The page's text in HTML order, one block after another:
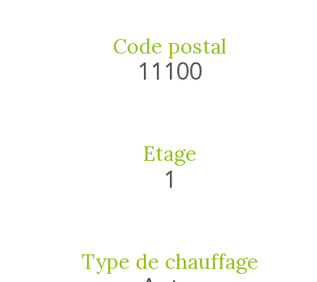
Code postal
11100
Etage
1
Type de chauffage